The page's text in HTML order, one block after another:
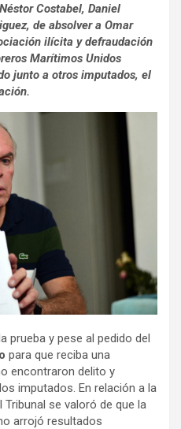
Costabel, Daniel
de absolver a Omar
ilícita y defraudación
Marítimos Unidos
junto a otros imputados, el
prueba y pese al pedido del
para que reciba una
encontraron delito y
imputados. En relación a la
se valoró de que la
arrojó resultados